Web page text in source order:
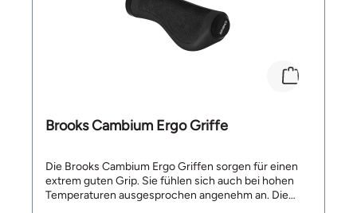
Brooks Cambium Ergo Griffe
Die Brooks Cambium Ergo Griffen sorgen für einen
extrem guten Grip. Sie fühlen sich auch bei hohen
Temperaturen ausgesprochen angenehm an. Die